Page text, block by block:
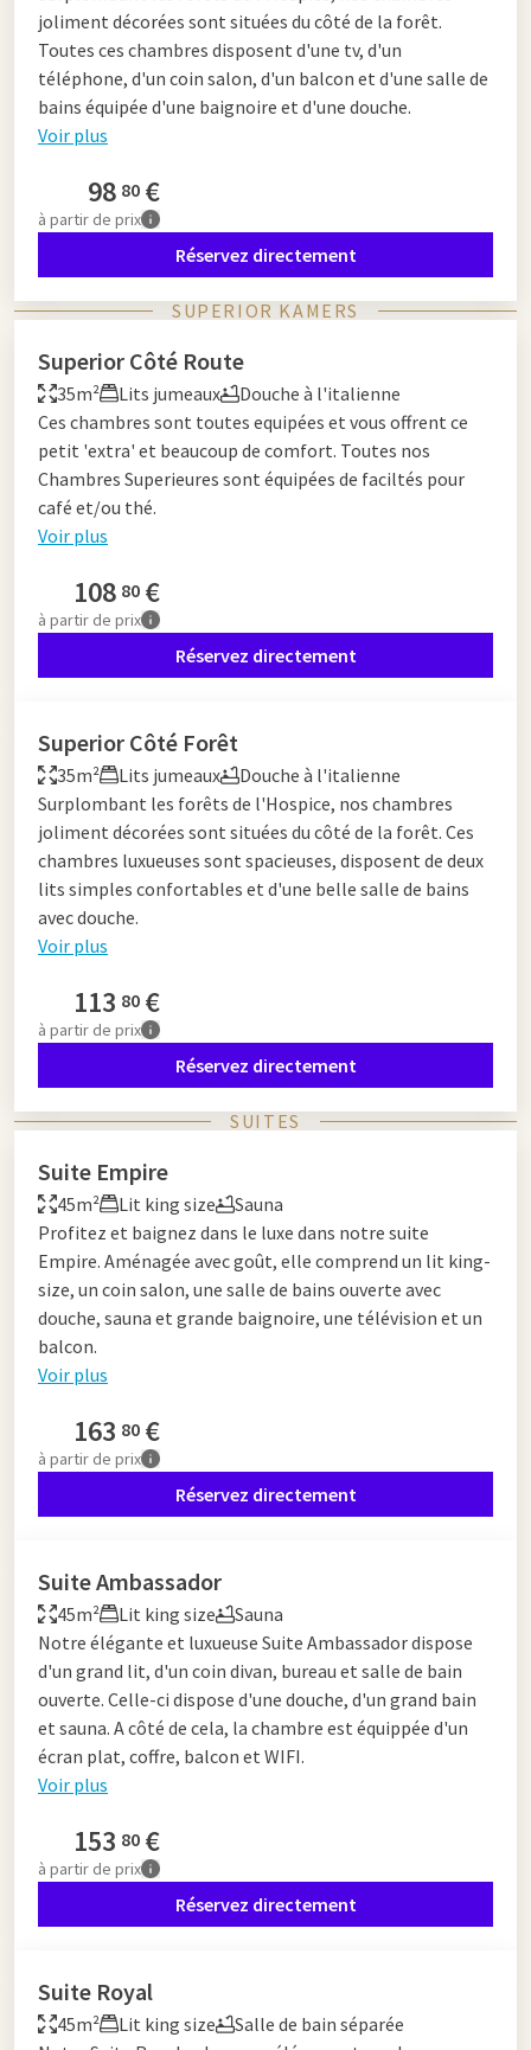
joliment décorées sont situées du côté de la forêt.
Toutes ces chambres disposent d'une tv, d'un
téléphone, d'un coin salon, d'un balcon et d'une salle de
bains équipée d'une baignoire et d'une douche.
Voir plus
98 80 €
à partir de prix
Réservez directement
SUPERIOR KAMERS
Superior Côté Route
35m² Lits jumeaux
Douche à l'italienne
Ces chambres sont toutes equipées et vous offrent ce
petit 'extra' et beaucoup de comfort. Toutes nos
Chambres Superieures sont équipées de faciltés pour
café et/ou thé.
Voir plus
108 80 €
à partir de prix
Réservez directement
Superior Côté Forêt
35m² Lits jumeaux
Douche à l'italienne
Surplombant les forêts de l'Hospice, nos chambres
joliment décorées sont situées du côté de la forêt. Ces
chambres luxueuses sont spacieuses, disposent de deux
lits simples confortables et d'une belle salle de bains
avec douche.
Voir plus
113 80 €
à partir de prix
Réservez directement
SUITES
Suite Empire
45m² Lit king size
Sauna
Profitez et baignez dans le luxe dans notre suite
Empire. Aménagée avec goût, elle comprend un lit king-
size, un coin salon, une salle de bains ouverte avec
douche, sauna et grande baignoire, une télévision et un
balcon.
Voir plus
163 80 €
à partir de prix
Réservez directement
Suite Ambassador
45m² Lit king size
Sauna
Notre élégante et luxueuse Suite Ambassador dispose
d'un grand lit, d'un coin divan, bureau et salle de bain
ouverte. Celle-ci dispose d'une douche, d'un grand bain
et sauna. A côté de cela, la chambre est équippée d'un
écran plat, coffre, balcon et WIFI.
Voir plus
153 80 €
à partir de prix
Réservez directement
Suite Royal
45m² Lit king size
Salle de bain séparée